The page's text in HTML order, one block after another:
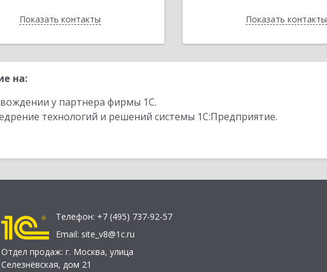
Показать контакты
Назад Показать контакты
Назад
на:
у партнера фирмы 1С.
технологий и решений системы 1С:Предприятие.
Телефон: +7 (495) 737-92-57
Email: site_v8@1c.ru
Отдел продаж: г. Москва, улица
Селезнёвская, дом 21